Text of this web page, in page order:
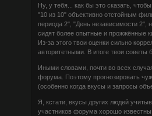
Ну, у тебя... как бы это сказать,
"10 из 10" объективно отстойным
периода 2", "День независимости
сидят более опытные и прожжённые
Из-за этого твои оценки сильно
авторитетными. В итоге твои
Иными словами, почти во всех
форума. Поэтому прогнозировать
(особенно когда вкусы и запросы
Я, кстати, вкусы других людей
участников форума хорошо